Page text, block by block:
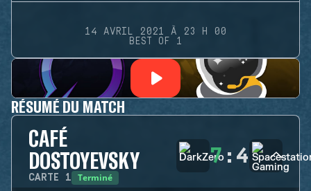
14 AVRIL 2021 À 23 H 00
BEST OF 1
RÉSUMÉ DU MATCH
CAFÉ
DOSTOYEVSKY
CARTE 1 Terminé
7: 4